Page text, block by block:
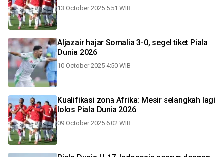
13 October 2025 5:51 WIB
Aljazair hajar Somalia 3-0, segel tiket Piala
Dunia 2026
10 October 2025 4:50 WIB
Kualifikasi zona Afrika: Mesir selangkah lagi
lolos Piala Dunia 2026
09 October 2025 6:02 WIB